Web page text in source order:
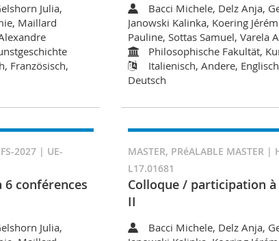
Julia,
Maillard
Französisch,
Bacci Michele, Delz Anja,
Janowski Kalinka, Koering
Pauline, Sottas Samuel, Varela
Philosophische Fakultät,
Italienisch, Andere,
Deutsch
2027 | UE-
conférences
Julia,
MASTER, PRéALABLE MASTER |
L17.01681
Colloque / participation
II
Bacci Michele, Delz Anja,